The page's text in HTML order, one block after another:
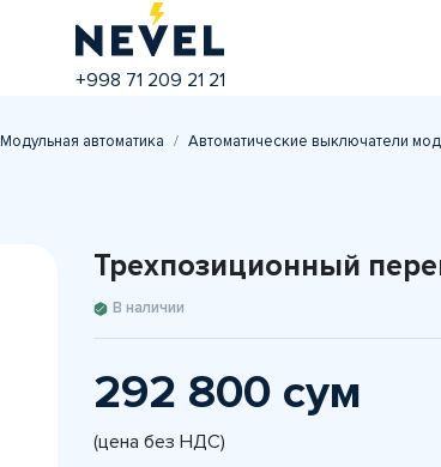
+998 71 209 21 21
Модульная автоматика
Автоматические выключатели
Трехпозиционный
В наличии
292 800 сум
(цена без НДС)